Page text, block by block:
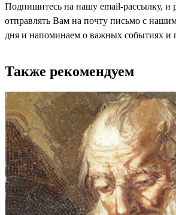
Подпишитесь на нашу email-рассылку, и
отправлять Вам на почту письмо с
дня и напоминаем о важных событиях и
Также рекомендуем